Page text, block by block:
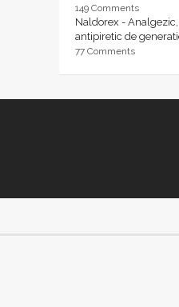
149 Comments
Naldorex -
antipiretic de
77 Comments